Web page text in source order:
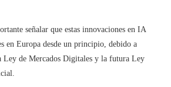
señalar que estas innovaciones en IA
en Europa desde un principio, debido a
Ley de Mercados Digitales y la futura Ley